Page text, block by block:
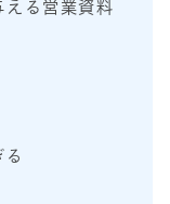
える営業資料